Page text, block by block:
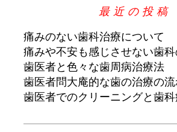
最近の投稿
痛みのない歯科治療について
痛みや不安も感じさせない歯
歯医者と色々な歯周病治療法
歯医者問大庵的な歯の治療の
歯医者でのクリーニングと歯